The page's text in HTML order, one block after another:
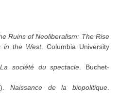
Ruins of Neoliberalism: The Rise
in the West. Columbia University
La société du spectacle . Buchet-
Naissance de la biopolitique